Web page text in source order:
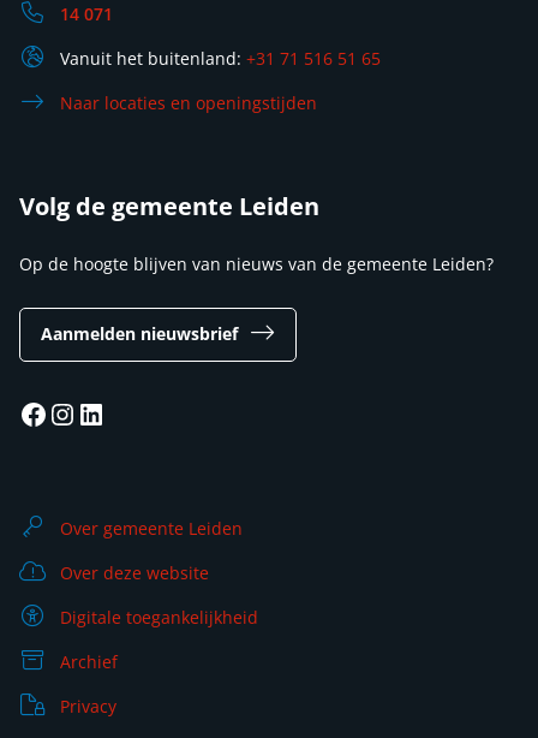
14 071
Vanuit het buitenland: +31 71 516 51 65
Naar locaties en openingstijden
Volg de gemeente Leiden
Op de hoogte blijven van nieuws van de gemeente Leiden?
Aanmelden nieuwsbrief
Facebook
Instagram
LinkedIn
Over gemeente Leiden
Over deze website
Digitale toegankelijkheid
Archief
Privacy